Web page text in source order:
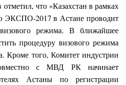
что «Казахстан в рамках
ЭКСПО-2017 в Астане проводит
режима. В ближайшее
процедуру визового режима
Кроме того, Комитет индустрии
с МВД РК начинает
Астаны по регистрации